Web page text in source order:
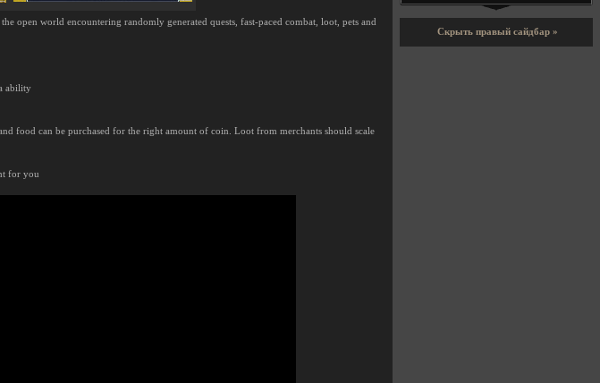
open world encountering randomly generated quests, fast-paced combat, loot, pets and
ability
food can be purchased for the right amount of coin. Loot from merchants should scale
for you
Скрыть правый сайдбар »